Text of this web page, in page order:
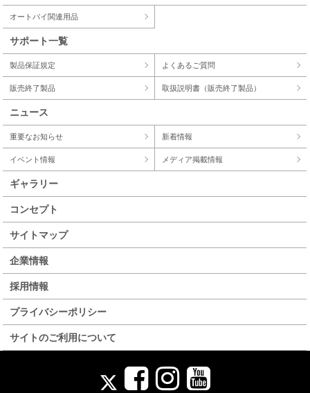
オートバイ関連用品
サポート一覧
製品保証規定 よくあるご質問
販売終了製品 取扱説明書（販売終了製品）
ニュース
重要なお知らせ 新着情報
イベント情報 メディア掲載情報
ギャラリー
コンセプト
サイトマップ
企業情報
採用情報
プライバシーポリシー
サイトのご利用について